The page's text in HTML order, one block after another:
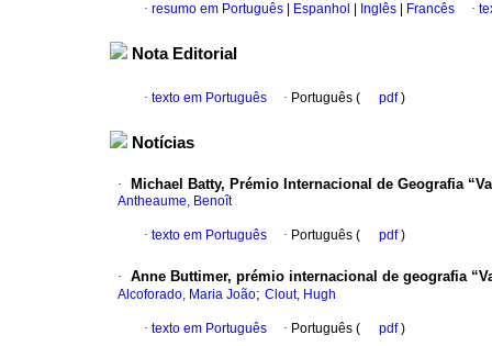
· resumo em Português Espanhol Inglês Francês ·
Nota Editorial
· texto em Português · Português ( pdf)
Notícias
· Michael Batty, Prémio Internacional de Geografia
Antheaume, Benoît
· texto em Português · Português ( pdf)
· Anne Buttimer, prémio internacional de geografia
Alcoforado, Maria João; Clout, Hugh
· texto em Português · Português ( pdf)